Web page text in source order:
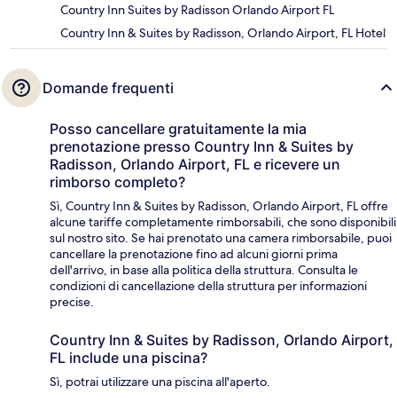
Country Inn Suites by Radisson Orlando Airport FL
Country Inn & Suites by Radisson, Orlando Airport, FL Hotel
Domande frequenti
Posso cancellare gratuitamente la mia
prenotazione presso Country Inn & Suites by
Radisson, Orlando Airport, FL e ricevere un
rimborso completo?
Sì, Country Inn & Suites by Radisson, Orlando Airport, FL offre
alcune tariffe completamente rimborsabili, che sono disponibili
sul nostro sito. Se hai prenotato una camera rimborsabile, puoi
cancellare la prenotazione fino ad alcuni giorni prima
dell'arrivo, in base alla politica della struttura. Consulta le
condizioni di cancellazione della struttura per informazioni
precise.
Country Inn & Suites by Radisson, Orlando Airport,
FL include una piscina?
Sì, potrai utilizzare una piscina all'aperto.